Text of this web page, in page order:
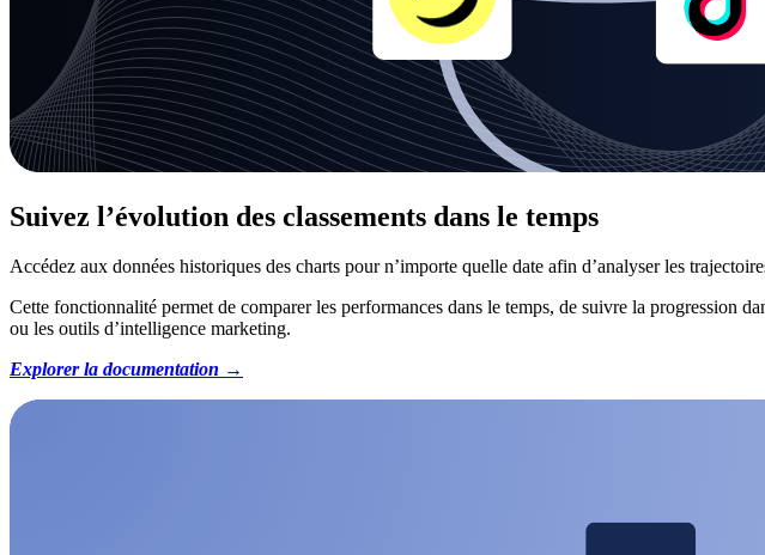
Suivez l’évolution des classements dans le temps
Accédez aux données historiques des charts pour n’importe quelle date afin d’analyser les
Cette fonctionnalité permet de comparer les performances dans le temps, de suivre la progression
ou les outils d’intelligence marketing.
Explorer la documentation →